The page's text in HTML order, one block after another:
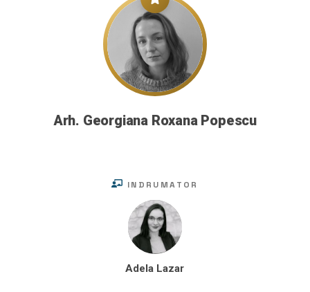
Arh. Georgiana Roxana Popescu
INDRUMATOR
Adela Lazar